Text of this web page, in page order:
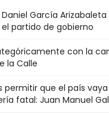
García
partido de gobierno
con la
la Calle
permitir que el país
fatal: Juan Manuel